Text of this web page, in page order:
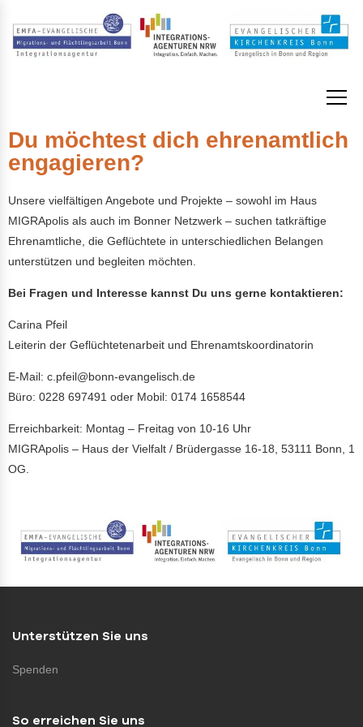
Du möchtest dich ehrenamtlich
engagieren?
Unsere vielfältigen Angebote und Projekte – sowohl im Haus
MIGRApolis als auch im Bonner Netzwerk – suchen tatkräftige
Ehrenamtliche, die Geflüchtete in unterschiedlichen Belangen
unterstützen und begleiten möchten.
Bei Fragen und Interesse kannst Du uns gerne kontaktieren:
Carina Pfeil
Leiterin der Geflüchtetenarbeit und Ehrenamtskoordinatorin
E-Mail: c.pfeil@bonn-evangelisch.de
Büro: 0228 697491 oder Mobil: 0174 1658544
Erreichbarkeit: Montag – Freitag von 10-16 Uhr
MIGRApolis – Haus der Vielfalt / Brüdergasse 16-18, 53111 Bonn, 1
OG.
Unterstützen Sie uns
Spenden
So erreichen Sie uns